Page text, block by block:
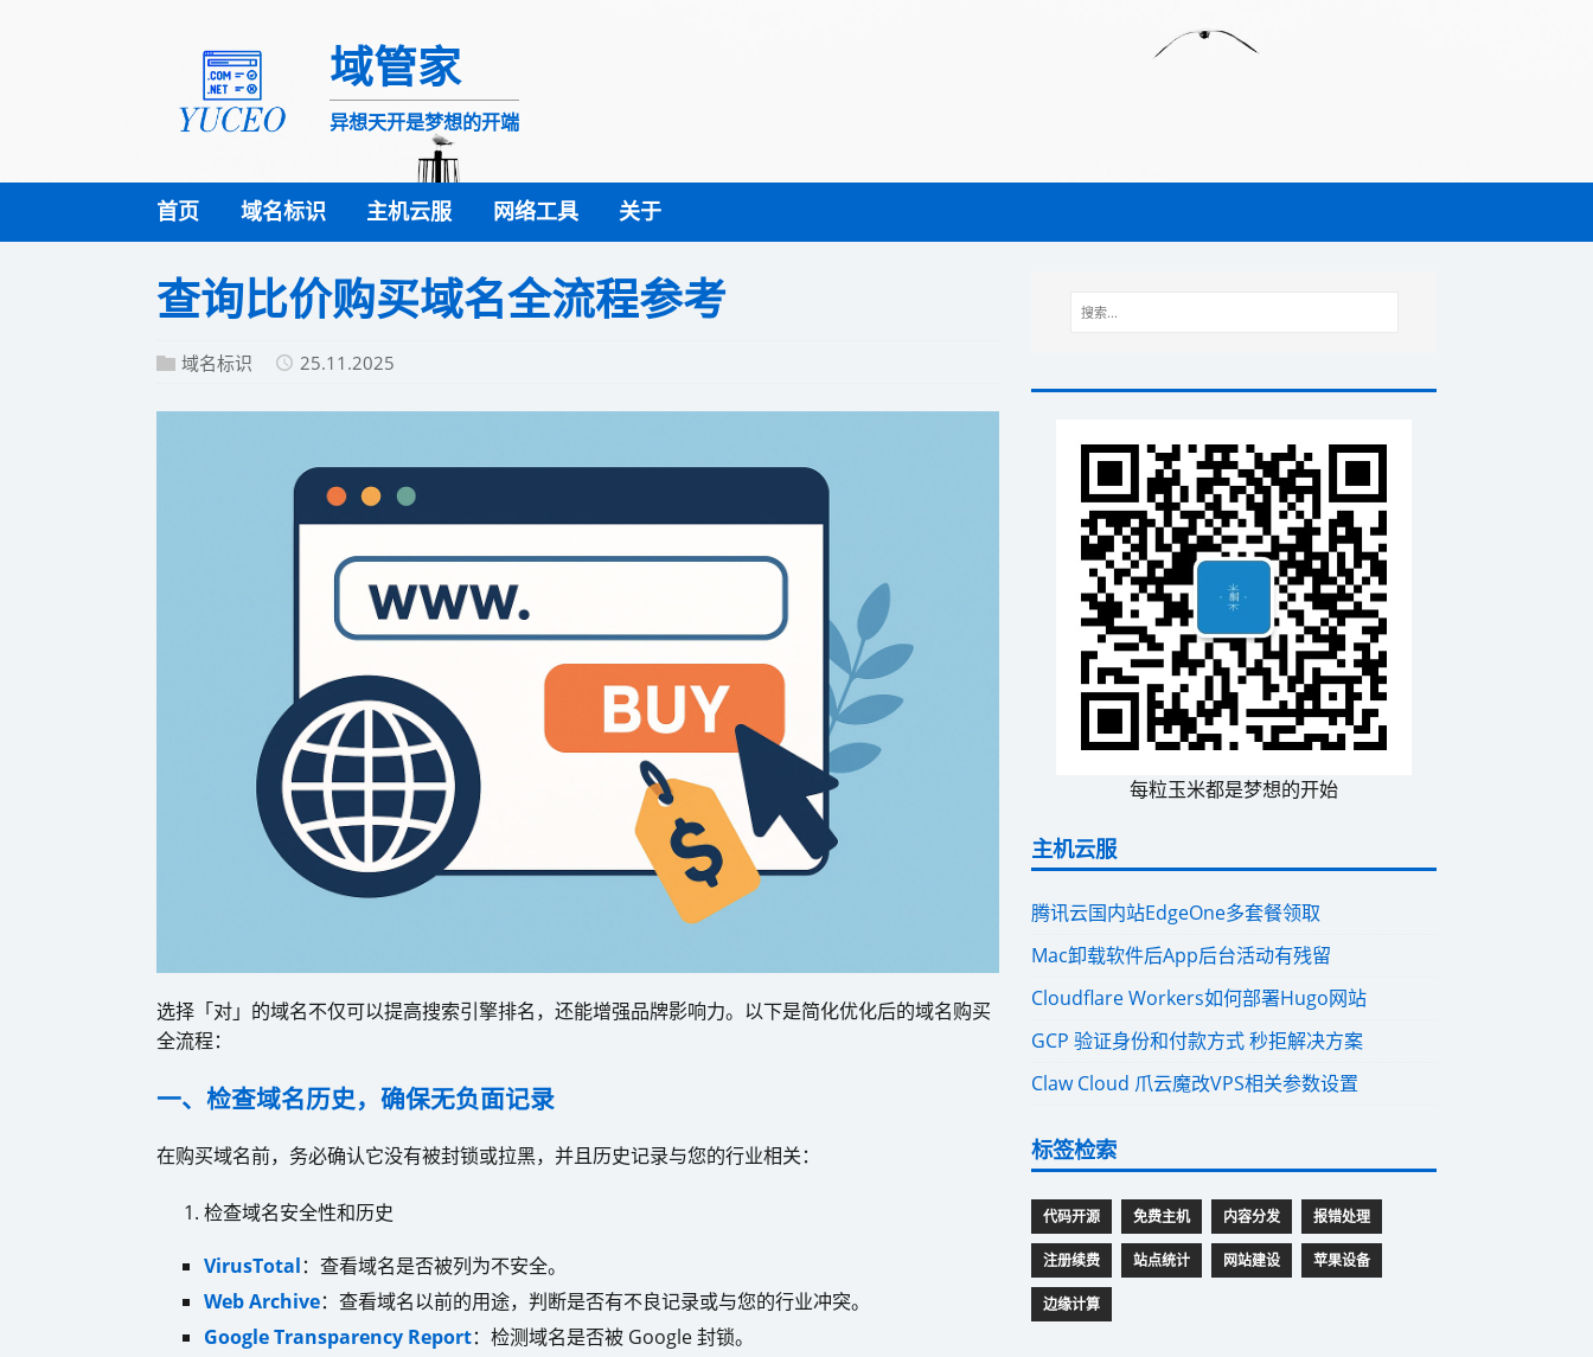
域管家
异想天开是梦想的开端
首页 域名标识 主机云服 网络工具 关于
查询比价购买域名全流程参考
域名标识 25.11.2025
选择「对」的域名不仅可以提高搜索引擎排名，还能增强品牌影响力。以下是简化优化后的域名购买
全流程：
一、检查域名历史，确保无负面记录
在购买域名前，务必确认它没有被封锁或拉黑，并且历史记录与您的行业相关：
检查域名安全性和历史
VirusTotal：查看域名是否被列为不安全。
Web Archive：查看域名以前的用途，判断是否有不良记录或与您的行业冲突。
Google Transparency Report：检测域名是否被 Google 封锁。
每粒玉米都是梦想的开始
主机云服
腾讯云国内站EdgeOne多套餐领取
Mac卸载软件后App后台活动有残留
Cloudflare Workers如何部署Hugo网站
GCP 验证身份和付款方式 秒拒解决方案
Claw Cloud 爪云魔改VPS相关参数设置
标签检索
代码开源 免费主机 内容分发 报错处理
注册续费 站点统计 网站建设 苹果设备
边缘计算